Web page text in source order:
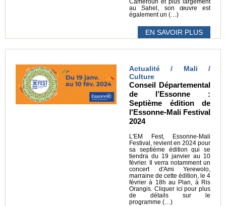
Cameroun et plus largement
au Sahel, son œuvre est
également un (…)
EN SAVOIR PLUS
Actualité / Mali /
Culture
Conseil Départemental
de l’Essonne :
Septième édition de
l'Essonne-Mali Festival
2024
L'EM Fest, Essonne-Mali
Festival, revient en 2024 pour
sa septième édition qui se
tiendra du 19 janvier au 10
février. Il verra notamment un
concert d'Ami Yerewolo,
marraine de cette édition, le 4
février à 18h au Plan, à Ris
Orangis. Cliquer ici pour plus
de détails sur le
programme (…)